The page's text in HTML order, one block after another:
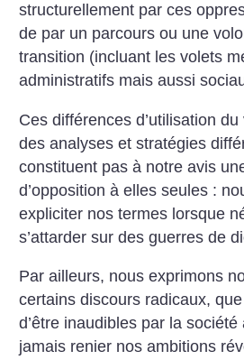
structurellement par ces
de par un parcours ou une
transition (incluant les volets
administratifs mais aussi
Ces différences d’utilisation
des analyses et stratégies
constituent pas à notre avis
d’opposition à elles seules :
expliciter nos termes lorsque
s’attarder sur des guerres de
Par ailleurs, nous exprimons
certains discours radicaux,
d’être inaudibles par la
jamais renier nos ambitions